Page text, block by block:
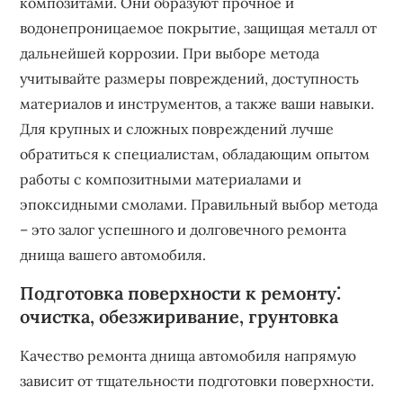
водонепроницаемое покрытие, защищая металл от
дальнейшей коррозии. При выборе метода
учитывайте размеры повреждений, доступность
материалов и инструментов, а также ваши навыки.
Для крупных и сложных повреждений лучше
обратиться к специалистам, обладающим опытом
работы с композитными материалами и
эпоксидными смолами. Правильный выбор метода
– это залог успешного и долговечного ремонта
днища вашего автомобиля.
Подготовка поверхности к ремонту⁚
очистка, обезжиривание, грунтовка
Качество ремонта днища автомобиля напрямую
зависит от тщательности подготовки поверхности.